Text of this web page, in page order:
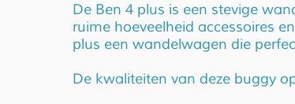
De Ben 4 plus is een stevige
ruime hoeveelheid accessoires
plus een wandelwagen die
De kwaliteiten van deze buggy